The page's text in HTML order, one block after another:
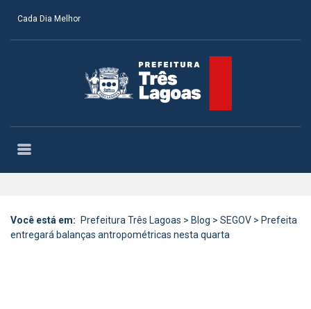
Cada Dia Melhor
Você está em: Prefeitura Três Lagoas > Blog > SEGOV > Prefeita
entregará balanças antropométricas nesta quarta